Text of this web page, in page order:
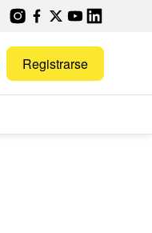
Registrarse